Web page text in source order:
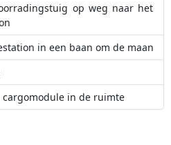
op weg naar het
in een baan om de maan
in de ruimte
voor nieuwe maanlander